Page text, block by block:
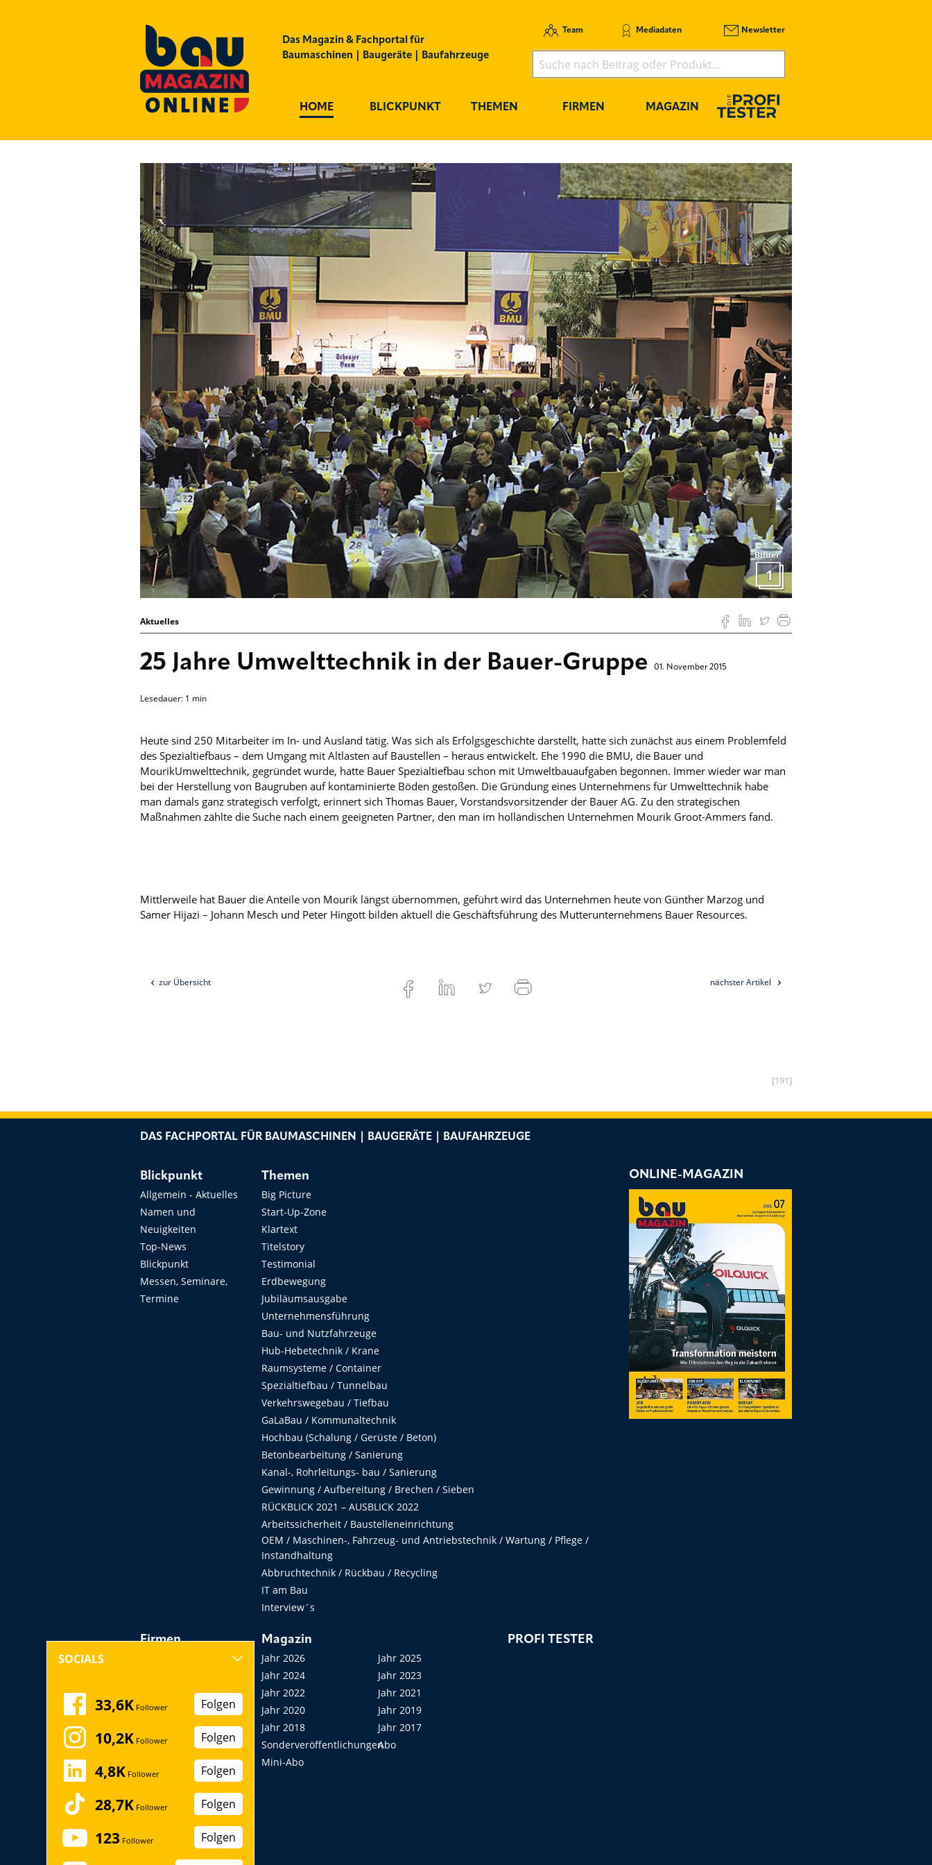
Das Magazin & Fachportal für
Baumaschinen | Baugeräte | Baufahrzeuge
Team Mediadaten Newsletter
HOME BLICKPUNKT THEMEN FIRMEN MAGAZIN
Bilder
1
Aktuelles
25 Jahre Umwelttechnik in der Bauer-Gruppe 01. November 2015
Lesedauer: 1 min
Heute sind 250 Mitarbeiter im In- und Ausland tätig. Was sich als Erfolgsgeschichte darstellt, hatte sich zunächst aus einem Problemfeld
des Spezialtiefbaus – dem Umgang mit Altlasten auf Baustellen – heraus entwickelt. Ehe 1990 die BMU, die Bauer und
MourikUmwelttechnik, gegründet wurde, hatte Bauer Spezialtiefbau schon mit Umweltbauaufgaben begonnen. Immer wieder war man
bei der Herstellung von Baugruben auf kontaminierte Böden gestoßen. Die Gründung eines Unternehmens für Umwelttechnik habe
man damals ganz strategisch verfolgt, erinnert sich Thomas Bauer, Vorstandsvorsitzender der Bauer AG. Zu den strategischen
Maßnahmen zählte die Suche nach einem geeigneten Partner, den man im holländischen Unternehmen Mourik Groot-Ammers fand.
Mittlerweile hat Bauer die Anteile von Mourik längst übernommen, geführt wird das Unternehmen heute von Günther Marzog und
Samer Hijazi – Johann Mesch und Peter Hingott bilden aktuell die Geschäftsführung des Mutterunternehmens Bauer Resources.
zur Übersicht nächster Artikel
[191]
DAS FACHPORTAL FÜR BAUMASCHINEN | BAUGERÄTE | BAUFAHRZEUGE
Blickpunkt
Allgemein - Aktuelles
Namen und
Neuigkeiten
Top-News
Blickpunkt
Messen, Seminare,
Termine
Themen
Big Picture
Start-Up-Zone
Klartext
Titelstory
Testimonial
Erdbewegung
Jubiläumsausgabe
Unternehmensführung
Bau- und Nutzfahrzeuge
Hub-Hebetechnik / Krane
Raumsysteme / Container
Spezialtiefbau / Tunnelbau
Verkehrswegebau / Tiefbau
GaLaBau / Kommunaltechnik
Hochbau (Schalung / Gerüste / Beton)
Betonbearbeitung / Sanierung
Kanal-, Rohrleitungs- bau / Sanierung
Gewinnung / Aufbereitung / Brechen / Sieben
RÜCKBLICK 2021 – AUSBLICK 2022
Arbeitssicherheit / Baustelleneinrichtung
OEM / Maschinen-, Fahrzeug- und Antriebstechnik / Wartung / Pflege /
Instandhaltung
Abbruchtechnik / Rückbau / Recycling
IT am Bau
Interview´s
Firmen
Messen, Seminare,
Kongresse
Startup
Magazin
Jahr 2026
Jahr 2025
Jahr 2024
Jahr 2023
Jahr 2022
Jahr 2021
Jahr 2020
Jahr 2019
Jahr 2018
Jahr 2017
SonderveröffentlichungenAbo
Mini-Abo
PROFI TESTER
ONLINE-MAGAZIN
SOCIALS
33,6K Follower Folgen
10,2K Follower Folgen
4,8K Follower Folgen
28,7K Follower Folgen
123 Follower Folgen